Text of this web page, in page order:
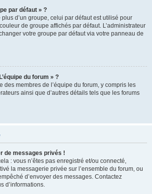
par défaut » ?
d’un groupe, celui par défaut est utilisé pour
de groupe affichés par défaut. L’administrateur
votre groupe par défaut via votre panneau de
du forum » ?
des membres de l’équipe du forum, y compris les
ainsi que d’autres détails tels que les forums
de messages privés !
: vous n’êtes pas enregistré et/ou connecté,
la messagerie privée sur l’ensemble du forum, ou
d’envoyer des messages. Contactez
d’informations.